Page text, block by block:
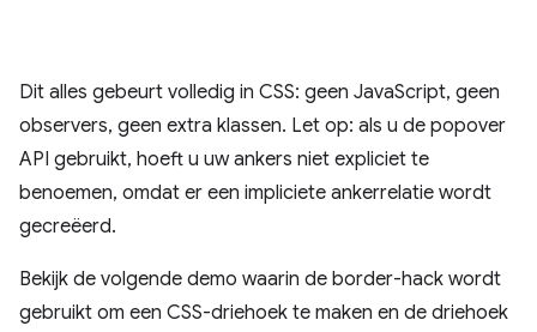
Dit alles gebeurt volledig in CSS: geen JavaScript, geen
observers, geen extra klassen. Let op: als u de popover
API gebruikt, hoeft u uw ankers niet expliciet te
benoemen, omdat er een impliciete ankerrelatie wordt
gecreëerd.
Bekijk de volgende demo waarin de border-hack wordt
gebruikt om een ​​CSS-driehoek te maken en de driehoek